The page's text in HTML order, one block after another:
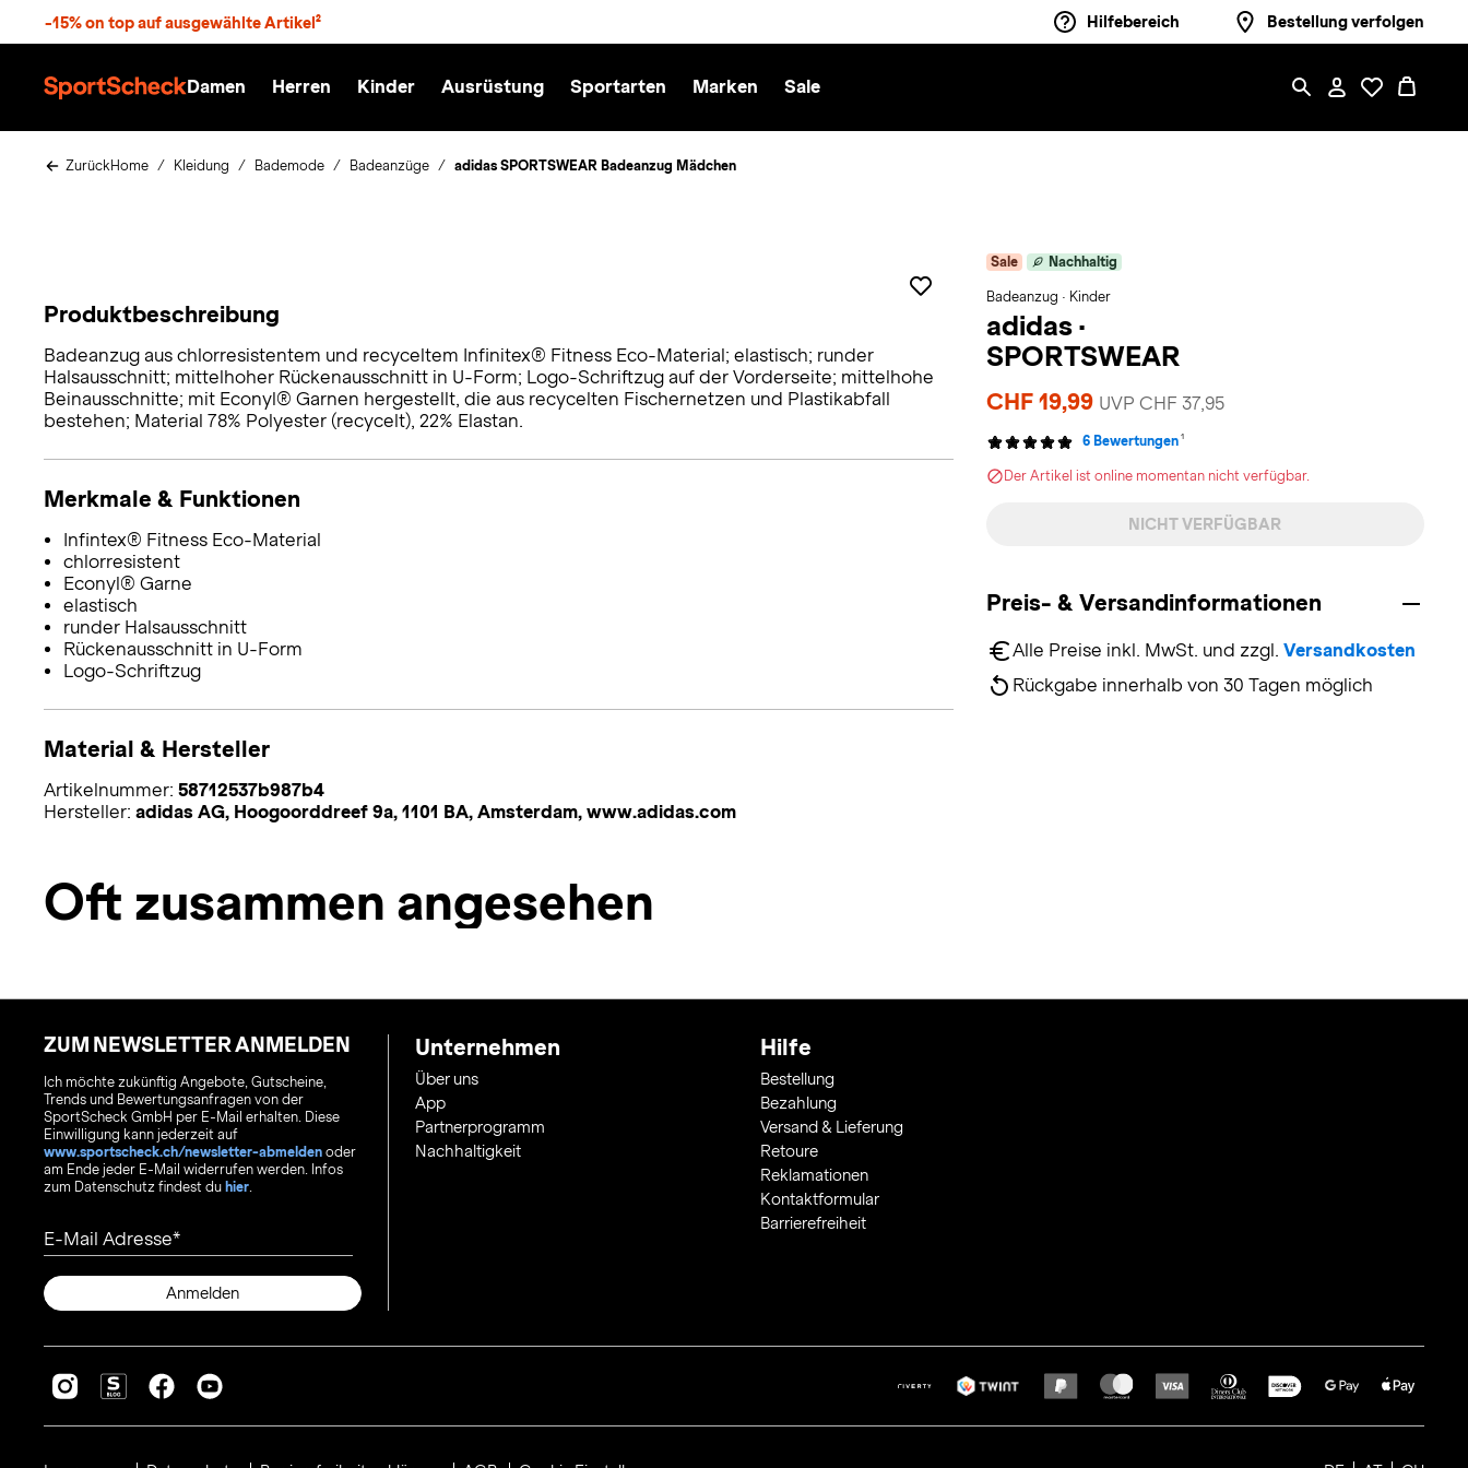
-15% on top auf ausgewählte Artikel² Hilfebereich Bestellung verfolgen
Damen Herren Kinder Ausrüstung Sportarten Marken Sale
ZurückHome Kleidung Bademode Badeanzüge adidas SPORTSWEAR Badeanzug Mädchen
Sale Nachhaltig
Badeanzug · Kinder
adidas ·
SPORTSWEAR
CHF 19,99 UVP CHF 37,95
6 Bewertungen 1
Der Artikel ist online momentan nicht verfügbar.
NICHT VERFÜGBAR
Preis- & Versandinformationen
Alle Preise inkl. MwSt. und zzgl. Versandkosten
Rückgabe innerhalb von 30 Tagen möglich
Produktbeschreibung
Badeanzug aus chlorresistentem und recyceltem Infinitex® Fitness Eco-Material; elastisch; runder
Halsausschnitt; mittelhoher Rückenausschnitt in U-Form; Logo-Schriftzug auf der Vorderseite; mittelhohe
Beinausschnitte; mit Econyl® Garnen hergestellt, die aus recycelten Fischernetzen und Plastikabfall
bestehen; Material 78% Polyester (recycelt), 22% Elastan.
Merkmale & Funktionen
Infintex® Fitness Eco-Material
chlorresistent
Econyl® Garne
elastisch
runder Halsausschnitt
Rückenausschnitt in U-Form
Logo-Schriftzug
Material & Hersteller
Artikelnummer: 58712537b987b4
Hersteller: adidas AG, Hoogoorddreef 9a, 1101 BA, Amsterdam, www.adidas.com
Oft zusammen angesehen
ZUM NEWSLETTER ANMELDEN
Ich möchte zukünftig Angebote, Gutscheine,
Trends und Bewertungsanfragen von der
SportScheck GmbH per E-Mail erhalten. Diese
Einwilligung kann jederzeit auf
www.sportscheck.ch/newsletter-abmelden oder
am Ende jeder E-Mail widerrufen werden. Infos
zum Datenschutz findest du hier.
E-Mail Adresse
Anmelden
Unternehmen
Über uns
App
Partnerprogramm
Nachhaltigkeit
Hilfe
Bestellung
Bezahlung
Versand & Lieferung
Retoure
Reklamationen
Kontaktformular
Barrierefreiheit